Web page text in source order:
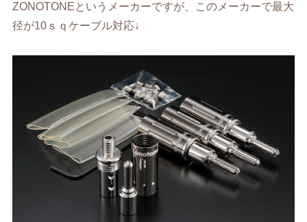
ZONOTONEというメーカーですが、このメーカーで最大
径が10ｓｑケーブル対応↓